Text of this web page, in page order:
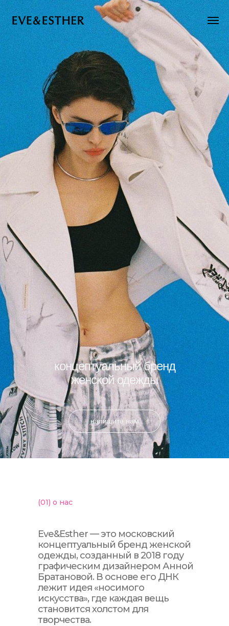
концептуальный бренд
женской одежды
напишите нам
(01) о нас
Eve&Esther — это московский
концептуальный бренд женской
одежды, созданный в 2018 году
графическим дизайнером Анной
Братановой. В основе его ДНК
лежит идея «носимого
искусства», где каждая вещь
становится холстом для
творчества.